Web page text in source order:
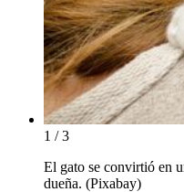
1 / 3
El gato se convirtió en
dueña. (Pixabay)